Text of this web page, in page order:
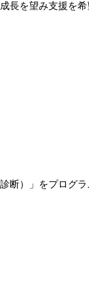
を望み支援を
）」をプログ